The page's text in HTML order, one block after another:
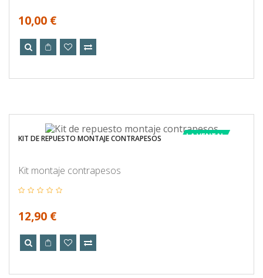
10,00 €
LA VENTA!
KIT DE REPUESTO MONTAJE CONTRAPESOS
Kit montaje contrapesos
12,90 €